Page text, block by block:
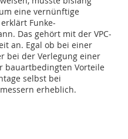
eine vernünftige
Funke-
Das gehört mit der VPC-
an. Egal ob bei einer
bei der Verlegung einer
bauartbedingten Vorteile
selbst bei
erheblich.